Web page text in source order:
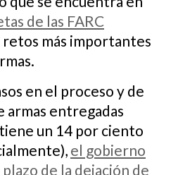
de las FARC
retos más importantes
en el proceso y de
armas entregadas
un 14 por ciento
el gobierno
de la dejación de